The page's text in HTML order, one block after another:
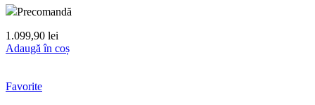
Precomandă
1.099,90 lei
Adaugă în coș
Favorite